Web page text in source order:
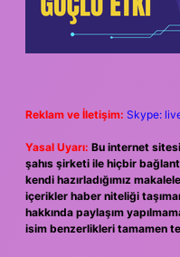
Reklam ve İletişim: Skype:
Yasal Uyarı: Bu internet
şahıs şirketi ile hiçbir
kendi hazırladığımız
içerikler haber niteliği
hakkında paylaşım
isim benzerlikleri tamamen